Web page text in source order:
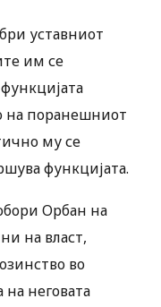
уставниот
им се
на поранешниот
му се
функцијата.
Орбан на
на власт,
во
неговата